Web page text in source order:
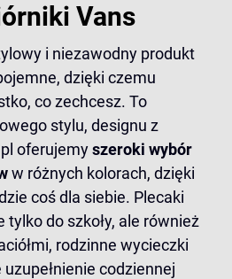
Vans
i niezawodny produkt
dzięki czemu
co zechcesz. To
stylu, designu z
oferujemyszeroki wybór
w różnych kolorach, dzięki
coś dla siebie. Plecaki
tylko do szkoły, ale również
rodzinne wycieczki
codziennej